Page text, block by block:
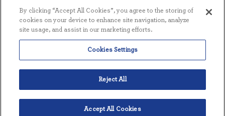
© 2026 MECO INCORPORATED. ALLE RETTIGHEDER FORBEHOLDES.
VILKÅR OG BETINGELSER | PRIVATLIVSPOLITIK
THREESIXTYEIGHT
By clicking “Accept All Cookies”, you agree to the storing of
cookies on your device to enhance site navigation, analyze
site usage, and assist in our marketing efforts.
Cookies Settings
Reject All
Accept All Cookies